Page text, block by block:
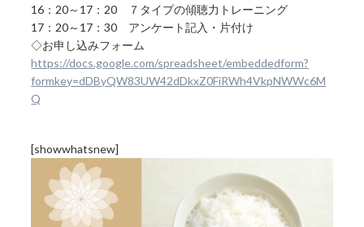
16：20～17：20 ７タイプの傾聴力トレーニング
17：20～17：30 アンケート記入・片付け
◇お申し込みフォーム
https://docs.google.com/spreadsheet/embeddedform?
formkey=dDByQW83UW42dDkxZ0FiRWh4VkpNWWc6M
Q
[showwhatsnew]